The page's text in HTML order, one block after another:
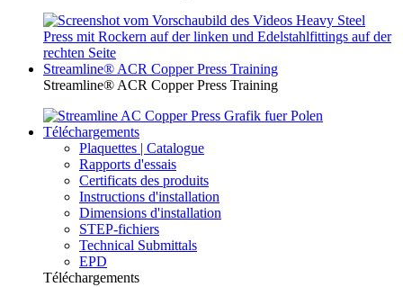
Streamline® ACR Copper Press Training
Streamline® ACR Copper Press Training
Téléchargements
Plaquettes | Catalogue
Rapports d'essais
Certificats des produits
Instructions d'installation
Dimensions d'installation
STEP-fichiers
Technical Submittals
EPD
Téléchargements